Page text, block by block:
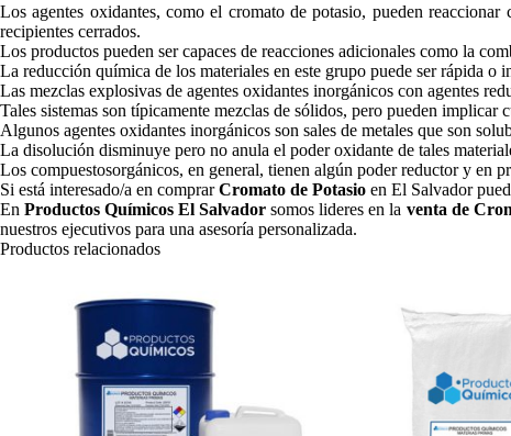
Los agentes oxidantes, como el cromato de potasio, pueden
recipientes cerrados.
Los productos pueden ser capaces de reacciones adicionales como la
La reducción química de los materiales en este grupo puede ser rápida
Las mezclas explosivas de agentes oxidantes inorgánicos con agentes
Tales sistemas son típicamente mezclas de sólidos, pero pueden implicar
Algunos agentes oxidantes inorgánicos son sales de metales que son
La disolución disminuye pero no anula el poder oxidante de tales
Los compuestosorgánicos, en general, tienen algún poder reductor y en
Si está interesado/a en comprarCromato de Potasio en El Salvador
En Productos Químicos El Salvador somos lideres en la venta de
nuestros ejecutivos para una asesoría personalizada.
Productos relacionados